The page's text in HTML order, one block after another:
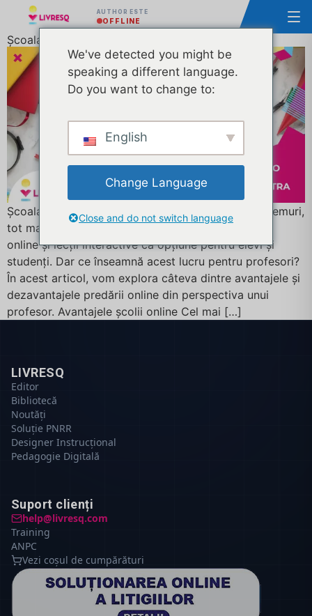
AUTHOR ESTE
OFFLINE
Școala online: avantaje și dezavantaje
Școala online: avantaje și dezavantaje În aceste vremuri,
tot mai multe școli și cadre didactice oferă cursuri
online și lecții interactive ca opțiune pentru elevi și
studenți. Dar ce înseamnă acest lucru pentru profesori?
În acest articol, vom explora câteva dintre avantajele și
dezavantajele predării online din perspectiva unui
profesor. Avantajele școlii online Cel mai […]
LIVRESQ
Editor
Bibliotecă
Noutăți
Soluție PNRR
Designer Instrucțional
Pedagogie Digitală
Suport clienți
help@livresq.com
Training
ANPC
Vezi coșul de cumpărături
We've detected you might be
speaking a different language.
Do you want to change to:
English
Change Language
Close and do not switch language